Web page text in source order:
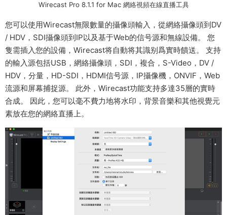
Wirecast Pro 8.1.1 for Mac 網絡視頻在線直播工具
您可以使用Wirecast無限數量的攝像頭輸入，從網絡攝像頭到DV
/ HDV，SDI攝像頭到IP以及基于Web的信号源和無線設備。 您
隻需插入您的設備，Wirecast将自動将其識别爲實時饋送。 支持
的輸入源包括USB，網絡攝像頭，SDI，複合，S-Video，DV /
HDV，分量，HD-SDI，HDMI信号源，IP攝像機，ONVIF，Web
流源和屏幕捕捉源。 此外，Wirecast功能支持多達35層的實時
合成。 因此，您可以毫不費力地将水印，背景音樂和其他視覺元
素放在您的網絡直播上。